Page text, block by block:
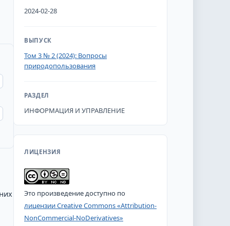
2024-02-28
ВЫПУСК
Том 3 № 2 (2024): Вопросы
природопользования
РАЗДЕЛ
ИНФОРМАЦИЯ И УПРАВЛЕНИЕ
ЛИЦЕНЗИЯ
Это произведение доступно по
лицензии Creative Commons «Attribution-
NonCommercial-NoDerivatives»